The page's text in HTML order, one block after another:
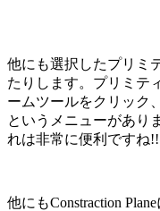
他にも選択したプリミ
たりします。プリミテ
ームツールをクリック
というメニューがあり
れは非常に便利ですね!!
他にもConstraction